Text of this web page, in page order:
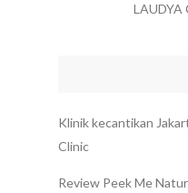
LAUDYA
Klinik kecantikan
Clinic
Review Peek Me